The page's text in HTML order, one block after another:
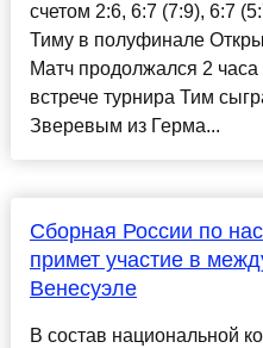
счетом 2:6, 6:7 (7:9), 6:7
Тиму в полуфинале
Матч продолжался 2
встрече турнира Тим
Зверевым из Герма...
Сборная России по
примет участие в
Венесуэле
В состав национальной